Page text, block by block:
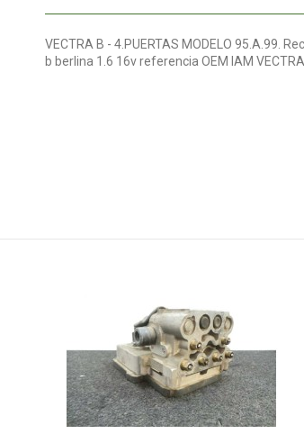
VECTRA B - 4.PUERTAS MODELO 95.A.99.
b berlina 1.6 16v referencia OEM IAM